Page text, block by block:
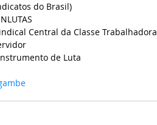
do Brasil)
Central da Classe Trabalhadora
de Luta